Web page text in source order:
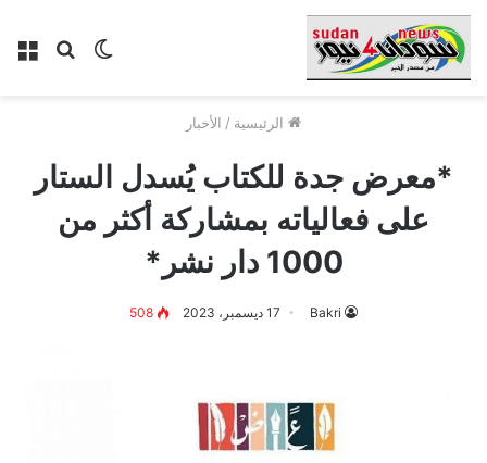
بحث الوضع
الرئيسية / الأخبار
*معرض جدة للكتاب يُسدل الستار
على فعالياته بمشاركة أكثر من
1000 دار نشر*
Bakri 17 ديسمبر، 2023 508